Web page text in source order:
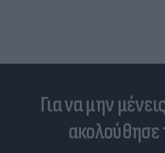
Για να μην
ακολούθησε